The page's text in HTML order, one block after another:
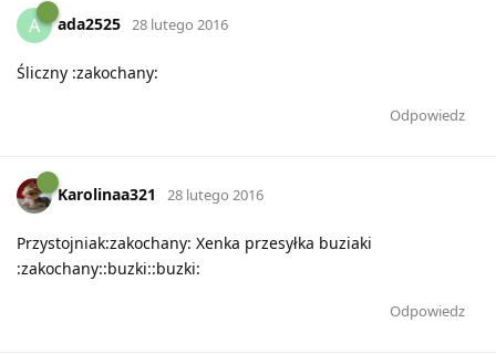
A ada2525 28 lutego 2016
Śliczny :zakochany:
Odpowiedz
Karolinaa321 28 lutego 2016
Przystojniak:zakochany: Xenka przesyłka buziaki
:zakochany::buzki::buzki:
Odpowiedz